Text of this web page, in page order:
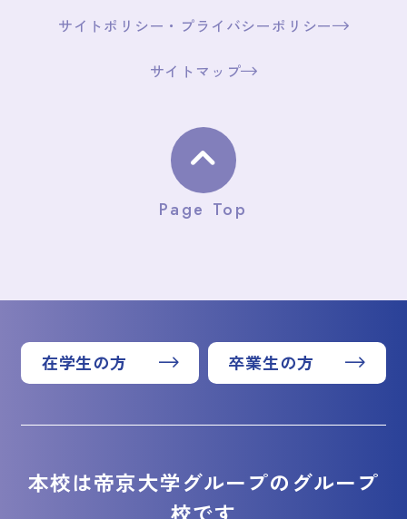
サイトポリシー・プライバシーポリシー
サイトマップ
Page Top
在学生の方 卒業生の方
本校は帝京大学グループのグループ